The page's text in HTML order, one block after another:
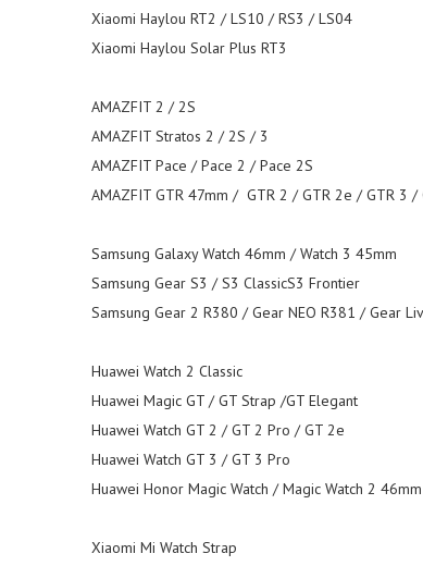
Xiaomi Haylou RT2 / LS10 / RS3 / LS04
Xiaomi Haylou Solar Plus RT3
AMAZFIT 2 / 2S
AMAZFIT Stratos 2 / 2S / 3
AMAZFIT Pace / Pace 2 / Pace 2S
AMAZFIT GTR 47mm / GTR 2 / GTR 2e / GTR 3 /
Samsung Galaxy Watch 46mm / Watch 3 45mm
Samsung Gear S3 / S3 ClassicS3 Frontier
Samsung Gear 2 R380 / Gear NEO R381 / Gear
Huawei Watch 2 Classic
Huawei Magic GT / GT Strap /GT Elegant
Huawei Watch GT 2 / GT 2 Pro / GT 2e
Huawei Watch GT 3 / GT 3 Pro
Huawei Honor Magic Watch / Magic Watch 2 46mm
Xiaomi Mi Watch Strap